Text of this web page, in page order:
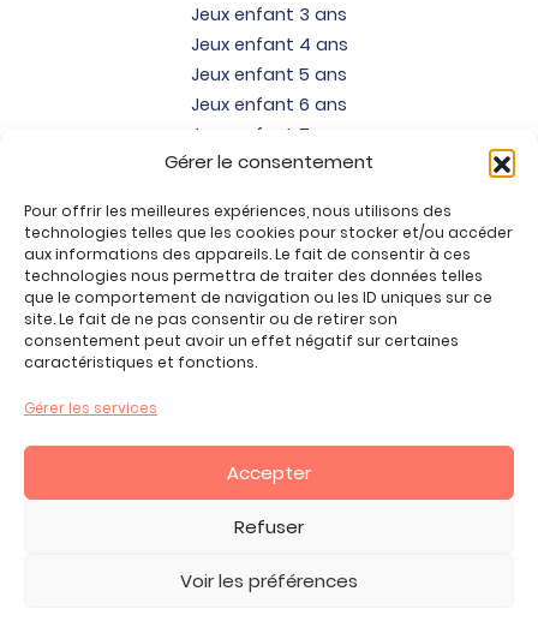
Gérer le consentement
Pour offrir les meilleures expériences, nous utilisons des
technologies telles que les cookies pour stocker et/ou accéder
aux informations des appareils. Le fait de consentir à ces
technologies nous permettra de traiter des données telles
que le comportement de navigation ou les ID uniques sur ce
site. Le fait de ne pas consentir ou de retirer son
consentement peut avoir un effet négatif sur certaines
caractéristiques et fonctions.
Gérer les services
Accepter
Refuser
Voir les préférences
Jeux enfant 3 ans
Jeux enfant 4 ans
Jeux enfant 5 ans
Jeux enfant 6 ans
Jeux enfant 7 ans
Jeux enfant 8 ans
Jeux enfant 10 ans
Jeux enfant 11 ans
Jeux enfant 12 ans
Tous nos produits
Promos jeux de loisirs créatifs
Mon compte
CGV